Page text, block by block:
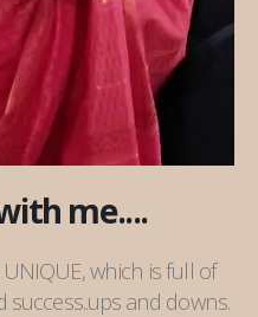
me....
which is full of
and downs.